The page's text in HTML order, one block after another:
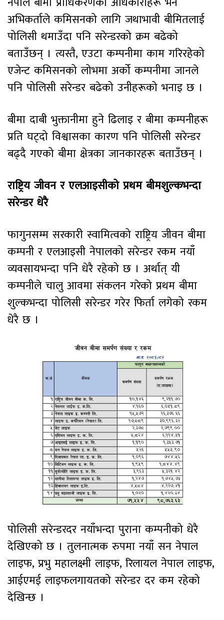
अभिकर्ताले कमिसनको लागि जथाभावी बीमितलाई
पोलिसी थमाउँदा पनि सरेन्डरको क्रम बढेको
बताउँछन् । त्यस्तै, एउटा कम्पनीमा काम गरिरहेको
एजेन्ट कमिसनको लोभमा अर्को कम्पनीमा जानले
पनि पोलिसी सरेन्डर बढेको उनीहरूको भनाइ छ ।
बीमा दाबी भुक्तानीमा हुने ढिलाइ र बीमा कम्पनीहरू
प्रति घट्दो विश्वासका कारण पनि पोलिसी सरेन्डर
बढ्दै गएको बीमा क्षेत्रका जानकारहरू बताउँछन् ।
राष्ट्रिय जीवन र एलआइसीको प्रथम बीमशुल्कभन्दा
सरेन्डर धेरै
फागुनसम्म सरकारी स्वामित्वको राष्ट्रिय जीवन बीमा
कम्पनी र एलआइसी नेपालको सरेन्डर रकम नयाँ
व्यवसायभन्दा पनि धेरै रहेको छ । अर्थात् यी
कम्पनीले चालु आवमा संकलन गरेको प्रथम बीमा
शुल्कभन्दा पोलिसी सरेन्डर गरेर फिर्ता लगेको रकम
धेरै छ ।
पोलिसी सरेन्डरदर नयाँभन्दा पुराना कम्पनीको धेरै
देखिएको छ । तुलनात्मक रुपमा नयाँ सन नेपाल
लाइफ, प्रभु महालक्ष्मी लाइफ, रिलायल नेपाल लाइफ,
आईएमई लाइफलगायतको सरेन्डर दर कम रहेको
देखिन्छ ।